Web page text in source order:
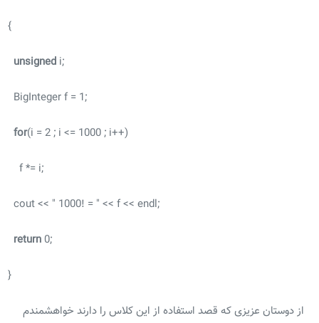
unsigned
BigInteger f = 1;
for(i = 2 ; i <= 1000 ; i++)
f *= i;
cout << " 1000! = " << f << endl;
return
از دوستان عزیزی که قصد استفاده از این کلاس را دارند خواهشمندم